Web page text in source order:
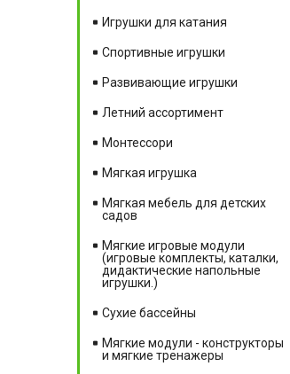
Игрушки для катания
Спортивные игрушки
Развивающие игрушки
Летний ассортимент
Монтессори
Мягкая игрушка
Мягкая мебель для детских
садов
Мягкие игровые модули
(игровые комплекты, каталки,
дидактические напольные
игрушки.)
Сухие бассейны
Мягкие модули - конструкторы
и мягкие тренажеры